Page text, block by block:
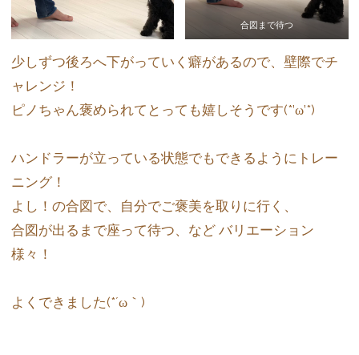
合図まで待つ
少しずつ後ろへ下がっていく癖があるので、壁際でチ
ャレンジ！
ピノちゃん褒められてとっても嬉しそうです(*’ω’*)
ハンドラーが立っている状態でもできるようにトレー
ニング！
よし！の合図で、自分でご褒美を取りに行く、
合図が出るまで座って待つ、など バリエーション
様々！
よくできました(*´ω｀)